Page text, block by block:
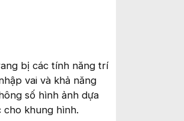
bị các tính năng trí
vai và khả năng
số hình ảnh dựa
khung hình.